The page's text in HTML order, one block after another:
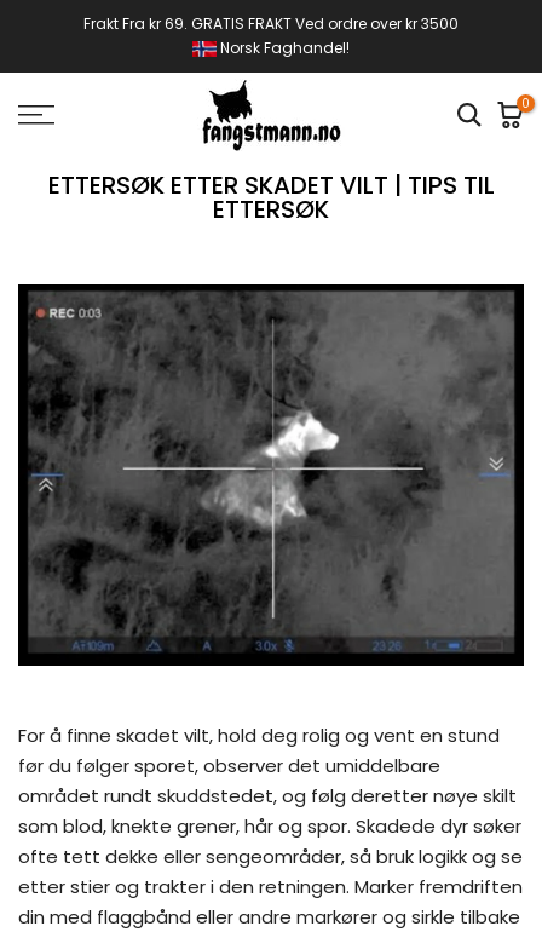
Frakt Fra kr 69. GRATIS FRAKT Ved ordre over kr 3500
Norsk Faghandel!
0
ETTERSØK ETTER SKADET VILT | TIPS TIL
ETTERSØK
For å finne skadet vilt, hold deg rolig og vent en stund
før du følger sporet, observer det umiddelbare
området rundt skuddstedet, og følg deretter nøye skilt
som blod, knekte grener, hår og spor. Skadede dyr søker
ofte tett dekke eller sengeområder, så bruk logikk og se
etter stier og trakter i den retningen. Marker fremdriften
din med flaggbånd eller andre markører og sirkle tilbake